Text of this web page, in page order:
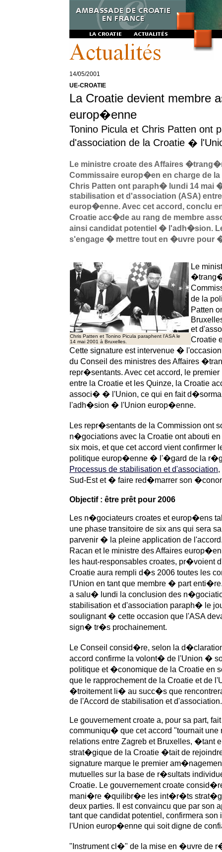
14/05/2001
UE-CROATIE
La Croatie devient membre
europ�enne
Tonino Picula et Chris Patten ont
d'association de la Croatie �
Le ministre croate des Affaires
Commissaire europ�en en charge de
Chris Patten ont paraph� lundi 14 mai
stabilisation et d'association (ASA)
europ�enne. Avec cet accord, conclu
Croatie acc�de au rang de membre
ainsi candidat potentiel � l'adh�sion.
s'engage � mettre tout en �uvre pour
Chris Patten et Tonino Picula paraphent l'ASA le
14 mai 2001 à Bruxelles.
Le
de la
Patten
et
Croatie
Cette signature est intervenue �
du Conseil des ministres des Affaires
repr�sentants. Avec cet accord, le
entre la Croatie et les Quinze, la Croatie
associ� � l'Union, ce qui en fait
l'adh�sion � l'Union europ�enne.
Les repr�sentants de la Commission ont
n�gociations avec la Croatie ont abouti
six mois, et que cet accord vient confirmer
politique europ�enne � l'�gard de la
Processus de stabilisation et d'association
Sud-Est et � faire red�marrer son
Objectif : être prêt pour 2006
Les n�gociateurs croates et europ�ens
une phase transitoire de six ans qui sera
parvenir � la pleine application de
Racan et le ministre des Affaires
les haut-responsables croates, pr�voient
Croatie aura rempli d�s 2006 toutes les
l'Union en tant que membre � part
a salu� lundi la conclusion des
stabilisation et d'association paraph� le
soulignant � cette occasion que l'ASA
sign� tr�s prochainement.
Le Conseil consid�re, selon la
accord confirme la volont� de l'Union �
politique et �conomique de la Croatie en
que le rapprochement de la Croatie et de
�troitement li� au succ�s que
de l'Accord de stabilisation et d'association.
Le gouvernement croate a, pour sa part,
communiqu� que cet accord "tournait une
relations entre Zagreb et Bruxelles, �tant
strat�gique de la Croatie �tait de
signature marque le premier
mutuelles sur la base de r�sultats
Croatie. Le gouvernement croate
mani�re �quilibr�e les int�r�ts
deux parties. Il est convaincu que par son
tant que candidat potentiel, confirmera son
l'Union europ�enne qui soit digne de
"Instrument cl�" de la mise en �uvre de